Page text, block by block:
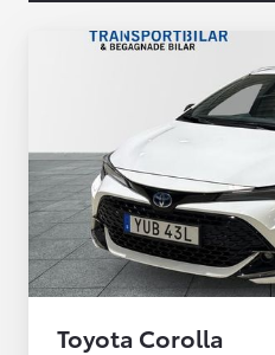
Toyota Corolla